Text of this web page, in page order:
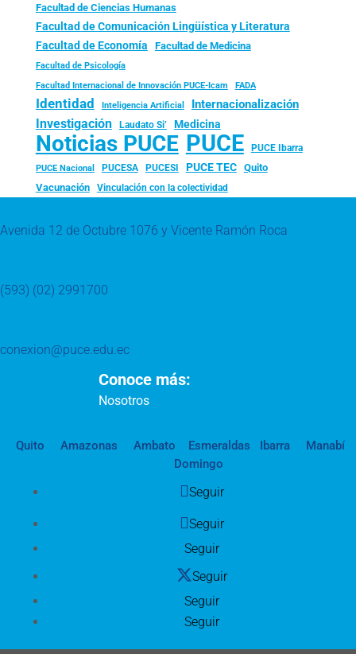
Facultad de Ciencias Humanas
Facultad de Comunicación Lingüística y Literatura
Facultad de Economía Facultad de Medicina
Facultad de Psicología
Facultad Internacional de Innovación PUCE-Icam FADA
Identidad Inteligencia Artificial Internacionalización
Investigación Laudato Si’ Medicina
Noticias PUCE PUCE PUCE Ibarra
PUCE Nacional PUCESA PUCESI PUCE TEC
Quito
Vacunación
Vinculación con la colectividad
Avenida 12 de Octubre 1076 y Vicente Ramón Roca
(593) (02) 2991700
conexion@puce.edu.ec
Conoce más:
Nosotros
Quito Amazonas Ambato Esmeraldas Ibarra
Manabí
Domingo
Seguir
Seguir
Seguir
Seguir
Seguir
Seguir